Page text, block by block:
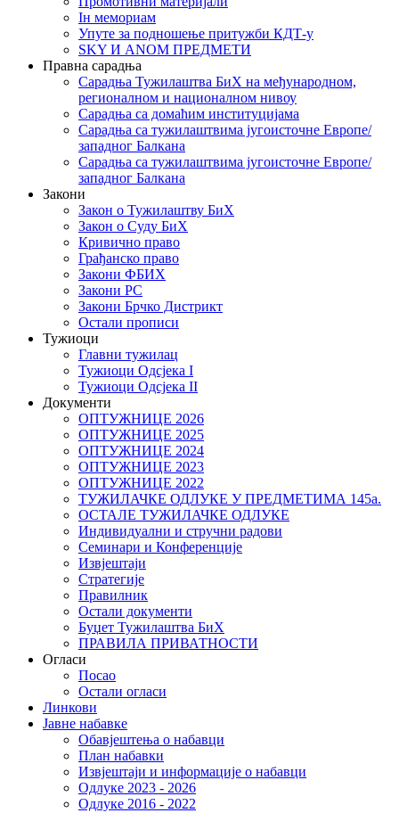
Iн мемориам
Упуте за подношење притужби КДТ-у
SKY И ANOM ПРЕДМЕТИ
Правна сарадња
Сарадња Тужилаштва БиХ на међународном,
регионалном и националном нивоу
Сарадња са домаћим институцијама
Сарадња са тужилаштвима југоисточне Европе/
западног Балкана
Сарадња са тужилаштвима југоисточне Европе/
западног Балкана
Закони
Закон о Тужилаштву БиХ
Закон о Суду БиХ
Кривично право
Грађанско право
Закони ФБИХ
Закони РС
Закони Брчко Дистрикт
Остали прописи
Тужиоци
Главни тужилац
Тужиоци Oдсјекa I
Тужиоци Oдсјекa II
Документи
ОПТУЖНИЦЕ 2026
ОПТУЖНИЦЕ 2025
ОПТУЖНИЦЕ 2024
ОПТУЖНИЦЕ 2023
ОПТУЖНИЦЕ 2022
ТУЖИЛАЧКЕ ОДЛУКЕ У ПРЕДМЕТИМА 145а.
ОСТАЛЕ ТУЖИЛАЧКЕ ОДЛУКЕ
Индивидуални и стручни радови
Семинари и Конференције
Извјештаји
Стратегије
Правилник
Остали документи
Буџет Тужилаштва БиХ
ПРАВИЛА ПРИВАТНОСТИ
Огласи
Посао
Остали огласи
Линкови
Јавне набавке
Обавјештења о набавци
План набавки
Извјештаји и информације о набавци
Одлуке 2023 - 2026
Одлуке 2016 - 2022